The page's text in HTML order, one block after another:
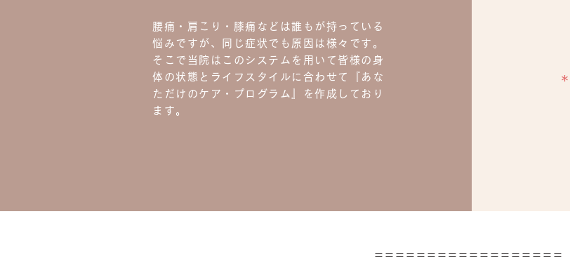
腰痛・肩こり・膝痛などは誰もが持っている
悩みですが、同じ症状でも原因は様々です。
そこで当院はこのシステムを用いて皆様の身
体の状態とライフスタイルに合わせて『あな
ただけのケア・プログラム』を作成しており
ます。
＊
＝＝＝＝＝＝＝＝＝＝＝＝＝＝＝＝＝＝